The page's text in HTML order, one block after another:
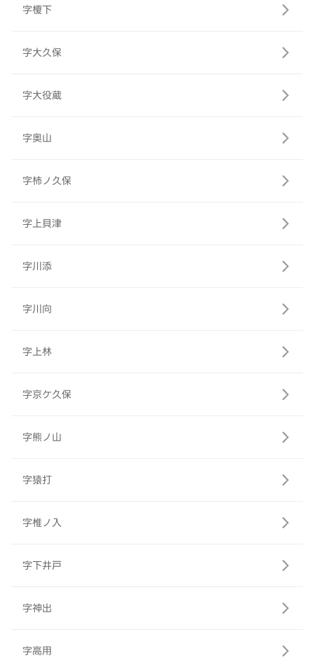
字榎下
字大久保
字大役蔵
字奥山
字柿ノ久保
字上貝津
字川添
字川向
字上林
字京ケ久保
字熊ノ山
字猿打
字椎ノ入
字下井戸
字神出
字高用